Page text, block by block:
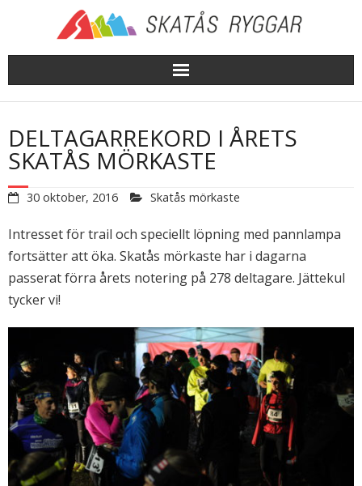
content
DELTAGARREKORD I ÅRETS
SKATÅS MÖRKASTE
30 oktober, 2016 Skatås mörkaste
Intresset för trail och speciellt löpning med pannlampa
fortsätter att öka. Skatås mörkaste har i dagarna
passerat förra årets notering på 278 deltagare. Jättekul
tycker vi!